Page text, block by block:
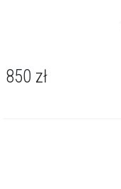
850 zł